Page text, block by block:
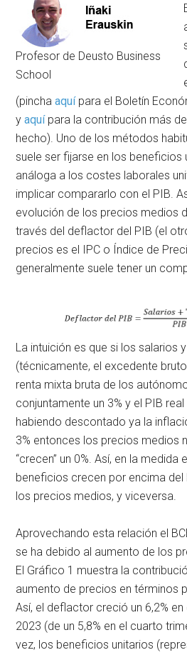
Profesor de Deusto Business
School
(pinchaaquípara el Boletín
yaquípara la contribución más
hecho). Uno de los métodos
suele ser fijarse en los beneficios
análoga a los costes laborales
implicar compararlo con el PIB.
evolución de los precios medios
través del deflactor del PIB (el
precios es el IPC o Índice de
generalmente suele tener un
La intuición es que si los salarios
(técnicamente, el excedente
renta mixta bruta de los
conjuntamente un 3% y el PIB
habiendo descontado ya la
3% entonces los precios medios
“crecen” un 0%. Así, en la
beneficios crecen por encima del
los precios medios, y viceversa.
Aprovechando esta relación el
se ha debido al aumento de los
El Gráfico 1 muestra la
aumento de precios en términos
Así, el deflactor creció un 6,2%
2023 (de un 5,8% en el cuarto
vez, los beneficios unitarios